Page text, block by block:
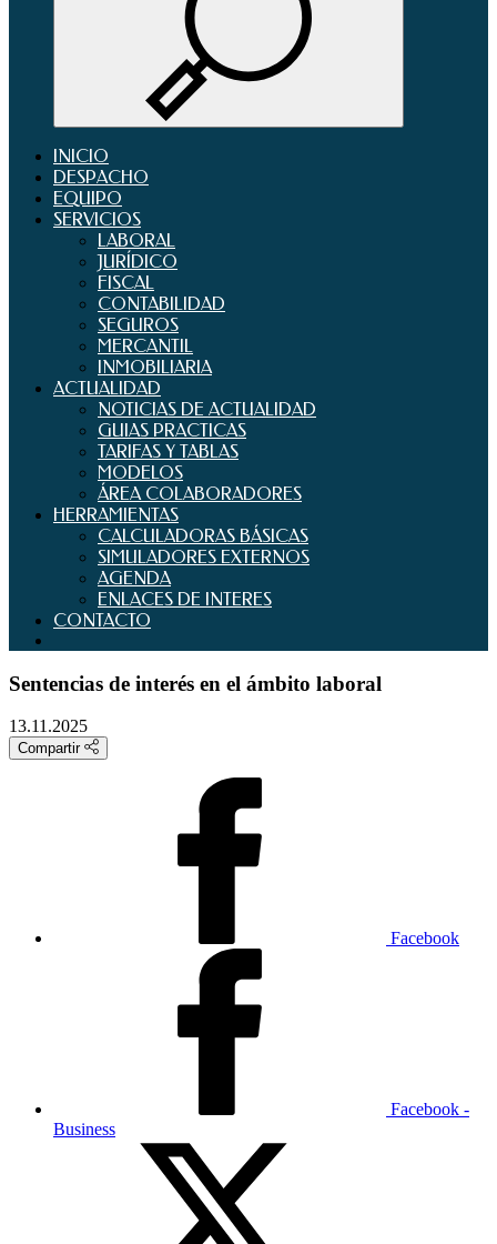
INICIO
DESPACHO
EQUIPO
SERVICIOS
LABORAL
JURÍDICO
FISCAL
CONTABILIDAD
SEGUROS
MERCANTIL
INMOBILIARIA
ACTUALIDAD
NOTICIAS DE ACTUALIDAD
GUIAS PRACTICAS
TARIFAS Y TABLAS
MODELOS
ÁREA COLABORADORES
HERRAMIENTAS
CALCULADORAS BÁSICAS
SIMULADORES EXTERNOS
AGENDA
ENLACES DE INTERES
CONTACTO
Sentencias de interés en el ámbito laboral
13.11.2025
Compartir
Facebook
Facebook -
Business